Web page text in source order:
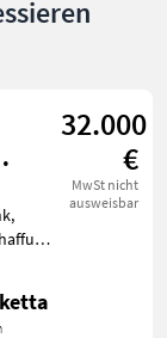
32.000
€
MwSt nicht
ausweisbar